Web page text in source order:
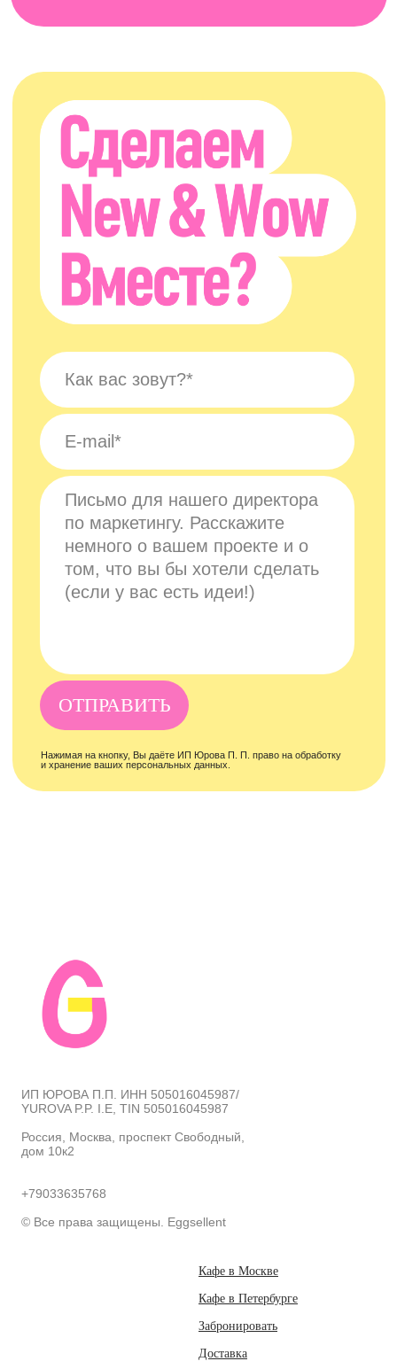
Нажимая на кнопку, Вы даёте ИП Юрова П. П. право на обработку
ИП ЮРОВА П.П. ИНН 505016045987/
YUROVA P.P. I.E, TIN 505016045987
Россия, Москва, проспект Свободный,
дом 10к2
+79033635768
© Все права защищены. Eggsellent
Кафе в Москве
Кафе в Петербурге
Забронировать
Доставка